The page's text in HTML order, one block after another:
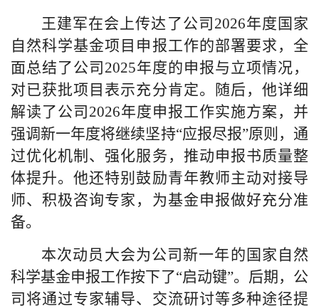
王建军在会上传达了公司 2026年度国家
自然科学基金项目申报工作的部署要求，全
面总结了公司 2025年度的申报与立项情况，
对已获批项目表示充分肯定。随后，他详细
解读了公司 2026年度申报工作实施方案，并
强调新一年度将继续坚持“应报尽报”原则，通
过优化机制、强化服务，推动申报书质量整
体提升。他还特别鼓励青年教师主动对接导
师、积极咨询专家，为基金申报做好充分准
备。
本次动员大会为公司新一年的国家自然
科学基金申报工作按下了“启动键”。后期，公
司将通过专家辅导、交流研讨等多种途径提